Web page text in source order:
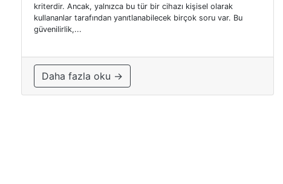
kriterdir. Ancak, yalnızca bu tür bir cihazı kişisel olarak
kullananlar tarafından yanıtlanabilecek birçok soru var. Bu
güvenilirlik,...
Daha fazla oku →